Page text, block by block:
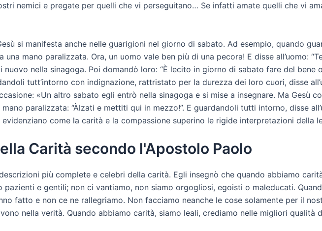
nemici e pregate per quelli che vi perseguitano… Se infatti amate quelli che vi
si manifesta anche nelle guarigioni nel giorno di sabato. Ad esempio, quando
mano paralizzata. Ora, un uomo vale ben più di una pecora! E disse all’uomo:
nuovo nella sinagoga. Poi domandò loro: “È lecito in giorno di sabato fare del bene
tutt’intorno con indignazione, rattristato per la durezza dei loro cuori, disse
«Un altro sabato egli entrò nella sinagoga e si mise a insegnare. Ma Gesù
paralizzata: “Àlzati e mettiti qui in mezzo!”. E guardandoli tutti intorno, disse
evidenziano come la carità e la compassione superino le rigide interpretazioni della
Carità secondo l'Apostolo Paolo
più complete e celebri della carità. Egli insegnò che quando abbiamo
pazienti e gentili; non ci vantiamo, non siamo orgogliosi, egoisti o maleducati.
fatto e non ce ne rallegriamo. Non facciamo neanche le cose solamente per il
nella verità. Quando abbiamo carità, siamo leali, crediamo nelle migliori qualità